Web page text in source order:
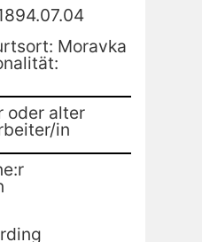
Moravka
oder alter
in